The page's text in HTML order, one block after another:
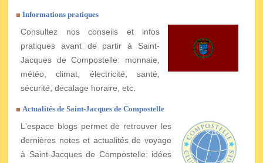
Informations pratiques
Consultez nos conseils et infos
pratiques avant de partir à Saint-
Jacques de Compostelle: monnaie,
météo, climat, électricité, santé,
sécurité, décalage horaire, etc.
Actualités de Saint-Jacques de Compostelle
L'espace blogs permet de retrouver les
dernières notes et actualités de voyage
à Saint-Jacques de Compostelle: idées